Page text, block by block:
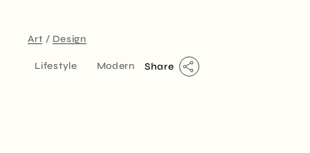
Art Design
Lifestyle Modern Share